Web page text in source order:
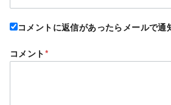
コメントに返信があったらメールで通
コメント*